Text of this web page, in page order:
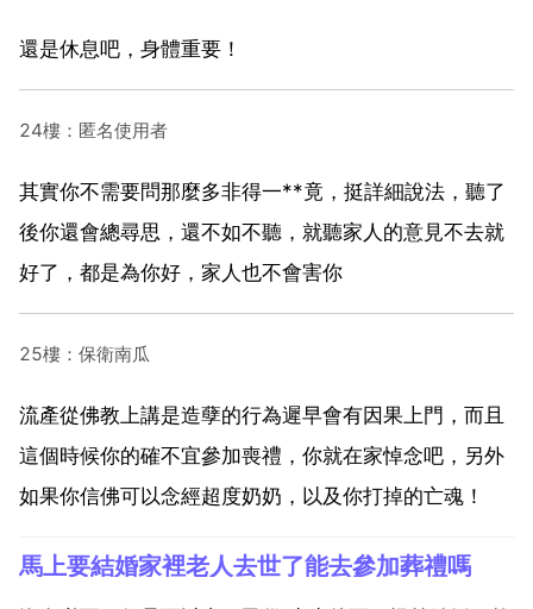
還是休息吧，身體重要！
24樓：匿名使用者
其實你不需要問那麼多非得一**竟，挺詳細說法，聽了
後你還會總尋思，還不如不聽，就聽家人的意見不去就
好了，都是為你好，家人也不會害你
25樓：保衛南瓜
流產從佛教上講是造孽的行為遲早會有因果上門，而且
這個時候你的確不宜參加喪禮，你就在家悼念吧，另外
如果你信佛可以念經超度奶奶，以及你打掉的亡魂！
馬上要結婚家裡老人去世了能去參加葬禮嗎